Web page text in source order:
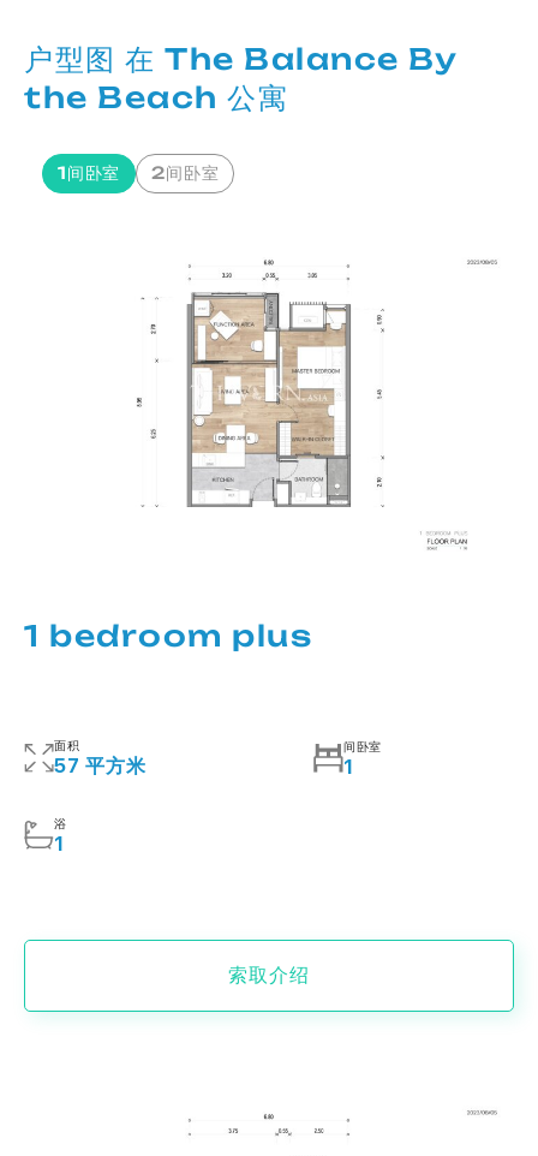
户型图 在 The Balance By
the Beach 公寓
1间卧室 2间卧室
1 bedroom plus
面积
57 平方米
间卧室
1
浴
1
索取介绍